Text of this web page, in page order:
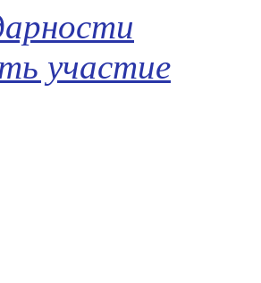
участие